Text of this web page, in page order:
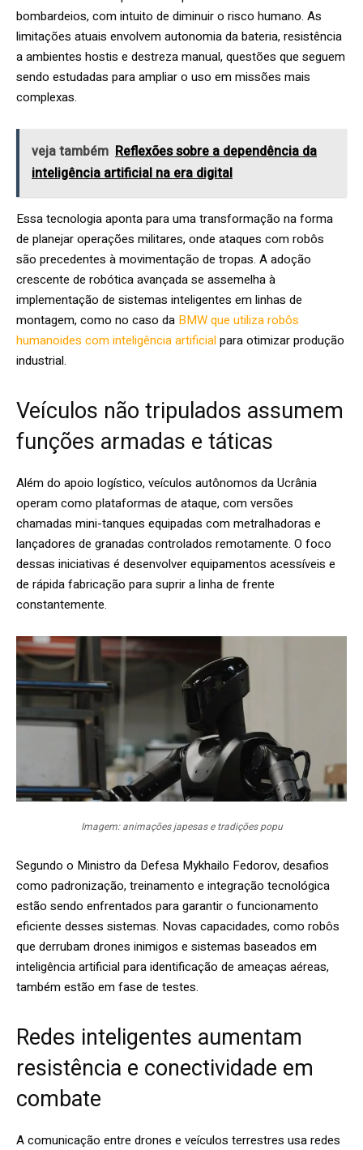
bombardeios, com intuito de diminuir o risco humano. As
limitações atuais envolvem autonomia da bateria, resistência
a ambientes hostis e destreza manual, questões que seguem
sendo estudadas para ampliar o uso em missões mais
complexas.
veja também Reflexões sobre a dependência da
inteligência artificial na era digital
Essa tecnologia aponta para uma transformação na forma
de planejar operações militares, onde ataques com robôs
são precedentes à movimentação de tropas. A adoção
crescente de robótica avançada se assemelha à
implementação de sistemas inteligentes em linhas de
montagem, como no caso da BMW que utiliza robôs
humanoides com inteligência artificialpara otimizar produção
industrial.
Veículos não tripulados assumem
funções armadas e táticas
Além do apoio logístico, veículos autônomos da Ucrânia
operam como plataformas de ataque, com versões
chamadas mini-tanques equipadas com metralhadoras e
lançadores de granadas controlados remotamente. O foco
dessas iniciativas é desenvolver equipamentos acessíveis e
de rápida fabricação para suprir a linha de frente
constantemente.
Imagem: animações japesas e tradições popu
Segundo o Ministro da Defesa Mykhailo Fedorov, desafios
como padronização, treinamento e integração tecnológica
estão sendo enfrentados para garantir o funcionamento
eficiente desses sistemas. Novas capacidades, como robôs
que derrubam drones inimigos e sistemas baseados em
inteligência artificial para identificação de ameaças aéreas,
também estão em fase de testes.
Redes inteligentes aumentam
resistência e conectividade em
combate
A comunicação entre drones e veículos terrestres usa redes